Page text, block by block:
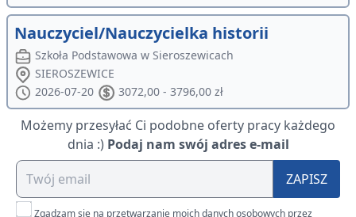
Nauczyciel/Nauczycielka historii
Szkoła Podstawowa w Sieroszewicach
SIEROSZEWICE
2026-07-20
3072,00 - 3796,00 zł
Możemy przesyłać Ci podobne oferty pracy każdego
dnia :) Podaj nam swój adres e-mail
ZAPISZ
Zgadzam się na przetwarzanie moich danych osobowych przez